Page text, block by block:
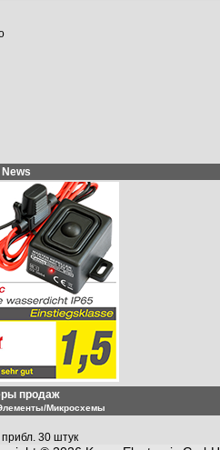
News
продаж
Микросхемы
30 штук